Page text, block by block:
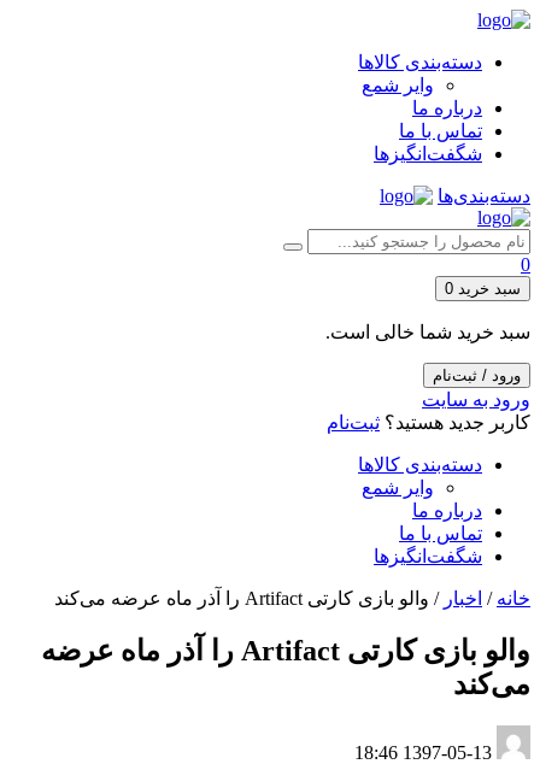
دسته‌بندی کالاها
وایر شمع
درباره ما
تماس با ما
شگفت‌انگیزها
دسته‌بندی‌ها
0
سبد خرید 0
سبد خرید شما خالی است.
ورود / ثبت‌نام
ورود به سایت
کاربر جدید هستید؟ ثبت‌نام
دسته‌بندی کالاها
وایر شمع
درباره ما
تماس با ما
شگفت‌انگیزها
خانه / اخبار / والو بازی کارتی Artifact را آذر ماه عرضه می‌کند
والو بازی کارتی Artifact را آذر ماه عرضه
می‌کند
1397-05-13 18:46